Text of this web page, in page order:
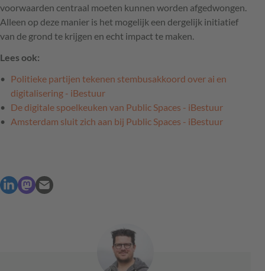
voorwaarden centraal moeten kunnen worden afgedwongen.
Alleen op deze manier is het mogelijk een dergelijk initiatief
van de grond te krijgen en echt impact te maken.
Lees ook:
Politieke partijen tekenen stembusakkoord over ai en
digitalisering - iBestuur
De digitale spoelkeuken van Public Spaces - iBestuur
Amsterdam sluit zich aan bij Public Spaces - iBestuur